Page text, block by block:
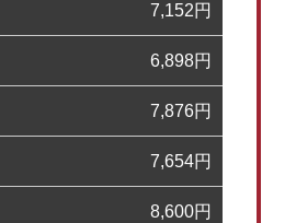
7,152円
6,898円
7,876円
7,654円
8,600円